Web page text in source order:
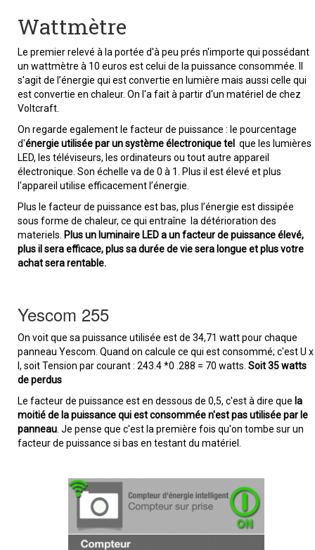
Wattmètre
Le premier relevé à la portée d'à peu prés n'importe qui possédant
un wattmètre à 10 euros est celui de la puissance consommée. Il
s'agit de l’énergie qui est convertie en lumière mais aussi celle qui
est convertie en chaleur. On l'a fait à partir d'un matériel de chez
Voltcraft.
On regarde egalement le facteur de puissance : le pourcentage
d'énergie utilisée par un système électronique telque les lumières
LED, les téléviseurs, les ordinateurs ou tout autre appareil
électronique. Son échelle va de 0 à 1. Plus il est élevé et plus
l'appareil utilise efficacement l’énergie.
Plus le facteur de puissance est bas, plus l’énergie est dissipée
sous forme de chaleur, ce qui entraîne la détérioration des
materiels. Plus un luminaire LED a un facteur de puissance élevé,
plus il sera efficace, plus sa durée de vie sera longue et plus votre
achat sera rentable.
Yescom 255
On voit que sa puissance utilisée est de 34,71 watt pour chaque
panneau Yescom. Quand on calcule ce qui est consommé; c'est U x
I, soit Tension par courant : 243.4 *0 .288 = 70 watts. Soit 35 watts
de perdus
Le facteur de puissance est en dessous de 0,5, c'est à dire que la
moitié de la puissance qui est consommée n'est pas utilisée par le
panneau. Je pense que c'est la première fois qu'on tombe sur un
facteur de puissance si bas en testant du matériel.